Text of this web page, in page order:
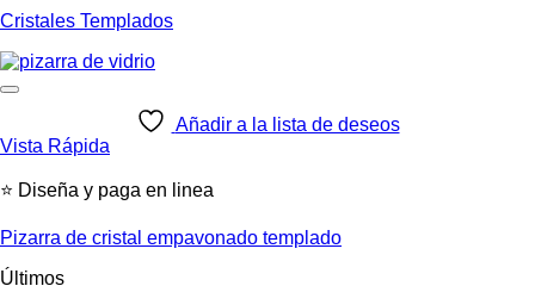
Cristales Templados
Añadir a la lista de deseos
Vista Rápida
⭐ Diseña y paga en linea
Pizarra de cristal empavonado templado
Últimos